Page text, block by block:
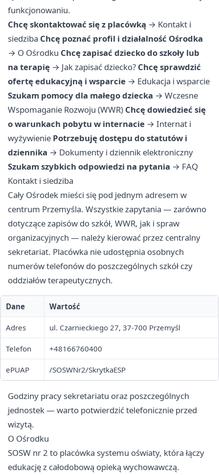
funkcjonowaniu.
Chcę skontaktować się z placówką → Kontakt i
siedziba Chcę poznać profil i działalność Ośrodka
→ O Ośrodku Chcę zapisać dziecko do szkoły lub
na terapię → Jak zapisać dziecko? Chcę sprawdzić
ofertę edukacyjną i wsparcie → Edukacja i wsparcie
Szukam pomocy dla małego dziecka → Wczesne
Wspomaganie Rozwoju (WWR) Chcę dowiedzieć się
o warunkach pobytu w internacie → Internat i
wyżywienie Potrzebuję dostępu do statutów i
dziennika → Dokumenty i dziennik elektroniczny
Szukam szybkich odpowiedzi na pytania → FAQ
Kontakt i siedziba
Cały Ośrodek mieści się pod jednym adresem w
centrum Przemyśla. Wszystkie zapytania — zarówno
dotyczące zapisów do szkół, WWR, jak i spraw
organizacyjnych — należy kierować przez centralny
sekretariat. Placówka nie udostępnia osobnych
numerów telefonów do poszczególnych szkół czy
oddziałów terapeutycznych.
Dane Wartość
Adres ul. Czarnieckiego 27, 37-700 Przemyśl
Telefon +48166760400
ePUAP /SOSWNr2/SkrytkaESP
Godziny pracy sekretariatu oraz poszczególnych
jednostek — warto potwierdzić telefonicznie przed
wizytą.
O Ośrodku
SOSW nr 2 to placówka systemu oświaty, która łączy
edukację z całodobową opieką wychowawczą.